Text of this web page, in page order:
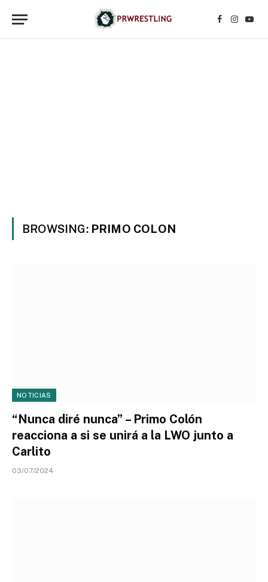
Facebook
BROWSING: PRIMO COLON
NOTICIAS
“Nunca diré nunca” – Primo Colón
reacciona a si se unirá a la LWO junto a
Carlito
03/07/2024